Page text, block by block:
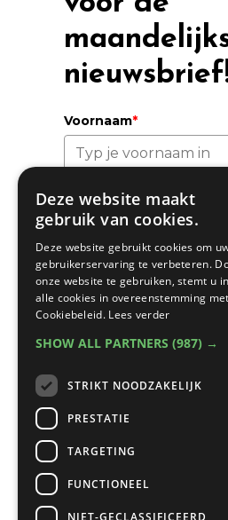
Voornaam*
Achternaam
Email*
We gaan voorzichtig om
Lees in hetPrivacybeleid
Ik ga akkoord met het
Deze website maakt
gebruik van cookies.
Deze website gebruikt cookies om
gebruikerservaring te verbeteren.
onze website te gebruiken, stemt u
alle cookies in overeenstemming
Cookiebeleid. Lees verder
SHOW ALL PARTNERS (987) →
STRIKT NOODZAKELIJK
PRESTATIE
TARGETING
FUNCTIONEEL
NIET-GECLASSIFICEERD